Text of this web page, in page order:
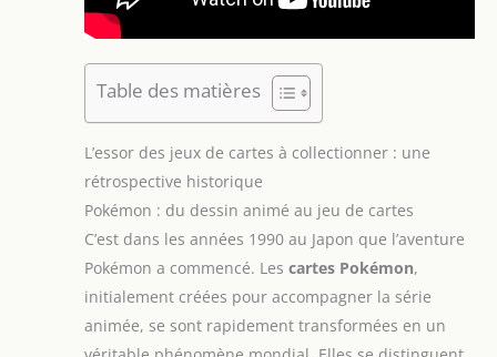
Table des matières
L’essor des jeux de cartes à collectionner : une
rétrospective historique
Pokémon : du dessin animé au jeu de cartes
C’est dans les années 1990 au Japon que l’aventure
Pokémon a commencé. Les cartes Pokémon,
initialement créées pour accompagner la série
animée, se sont rapidement transformées en un